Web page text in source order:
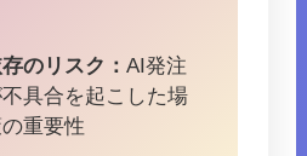
のリスク：AI発注
具合を起こした場
重要性